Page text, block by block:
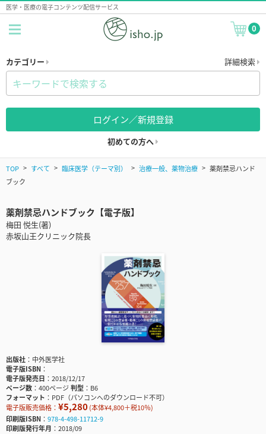
医学・医療の電子コンテンツ配信サービス
0
カテゴリー 詳細検索
ログイン／新規登録
初めての方へ
TOP すべて 臨床医学（テーマ別） 治療一般、薬物治療
薬剤禁忌ハンド
ブック
薬剤禁忌ハンドブック【電子版】
梅田 悦生(著)
赤坂山王クリニック院長
出版社
中外医学社
電子版ISBN
電子版発売日
2018/12/17
ページ数
400ページ判型
B6
フォーマット
PDF（パソコンへのダウンロード不可）
電子版販売価格： ¥5,280(本体¥4,800＋税10％)
印刷版ISBN
978-4-498-11712-9
印刷版発行年月
2018/09